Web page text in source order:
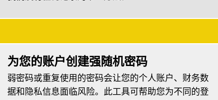
为您的账户创建强随机密码
弱密码或重复使用的密码会让您的个人账户、财务数
据和隐私信息面临风险。此工具可帮助您为不同的登